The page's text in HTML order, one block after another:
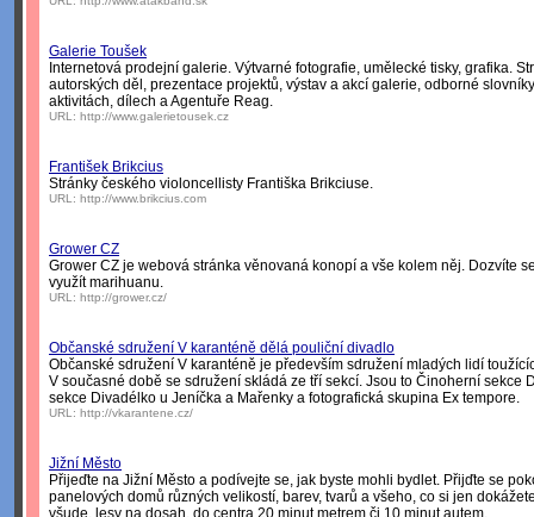
Galerie Toušek
Internetová prodejní galerie. Výtvarné fotografie, umělecké tisky, grafika.
autorských děl, prezentace projektů, výstav a akcí galerie, odborné
aktivitách, dílech a Agentuře Reag.
URL: http://www.galerietousek.cz
František Brikcius
Stránky českého violoncellisty Františka Brikciuse.
URL: http://www.brikcius.com
Grower CZ
Grower CZ je webová stránka věnovaná konopí a vše kolem něj. Dozvíte
využít marihuanu.
URL: http://grower.cz/
Občanské sdružení V karanténě dělá pouliční divadlo
Občanské sdružení V karanténě je především sdružení mladých lidí
V současné době se sdružení skládá ze tří sekcí. Jsou to Činoherní sekce
sekce Divadélko u Jeníčka a Mařenky a fotografická skupina Ex tempore.
URL: http://vkarantene.cz/
Jižní Město
Přijeďte na Jižní Město a podívejte se, jak byste mohli bydlet. Přijďte se
panelových domů různých velikostí, barev, tvarů a všeho, co si jen
všude, lesy na dosah, do centra 20 minut metrem či 10 minut autem.